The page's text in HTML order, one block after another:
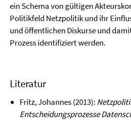
ein Schema von gültigen
Politikfeld Netzpolitik und ihr
und öffentlichen Diskurse und
Prozess identifiziert werden.
Literatur
Fritz, Johannes (2013):
Entscheidungsprozesse